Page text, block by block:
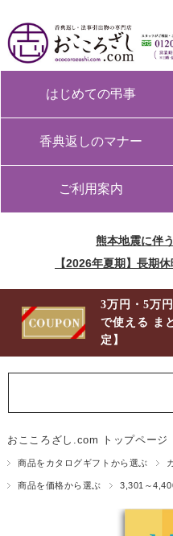
はじめての弔事
香典返しのマナー
ご利用案内
熊本地震に伴
【2026年夏期】長期
3万円・5万
で使える ま
定】
おこころざし.com トップページ
商品をカタログギフトから選ぶ
商品を価格から選ぶ 3,301～